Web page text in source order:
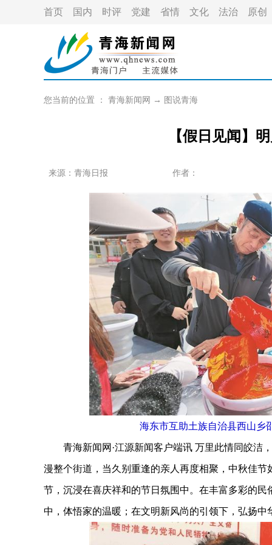
首页 国内 时评 党建 省情 文化 法治 原创
您当前的位置 ： 青海新闻网 → 图说青海
【假日见闻】
来源：青海日报 作者：
海东市互助土族自治县西山乡
青海新闻网·江源新闻客户端讯 万里此情同皎洁
漫整个街道，当久别重逢的亲人再度相聚，中秋佳
节，沉浸在喜庆祥和的节日氛围中。在丰富多彩的
中，体悟家的温暖；在文明新风尚的引领下，弘扬中